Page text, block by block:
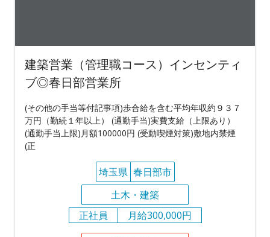
建築営業（管理職コース）インセンティ
ブ◎春日部営業所
(その他の手当等付記事項)歩合給を含む平均年収約９３７
万円（勤続１年以上） (通勤手当)実費支給（上限あり）
(通勤手当上限)月額100000円 (受動喫煙対策)敷地内禁煙
(正
埼玉県 春日部市
土木・建築
正社員
月給300,000円